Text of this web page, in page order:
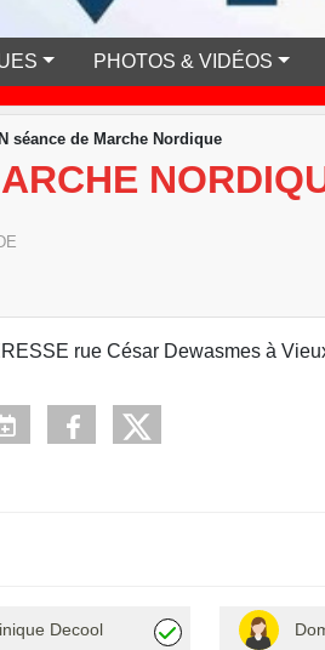
PHOTOS & VIDÉOS
séance de Marche Nordique
rue César Dewasmes à
Decool